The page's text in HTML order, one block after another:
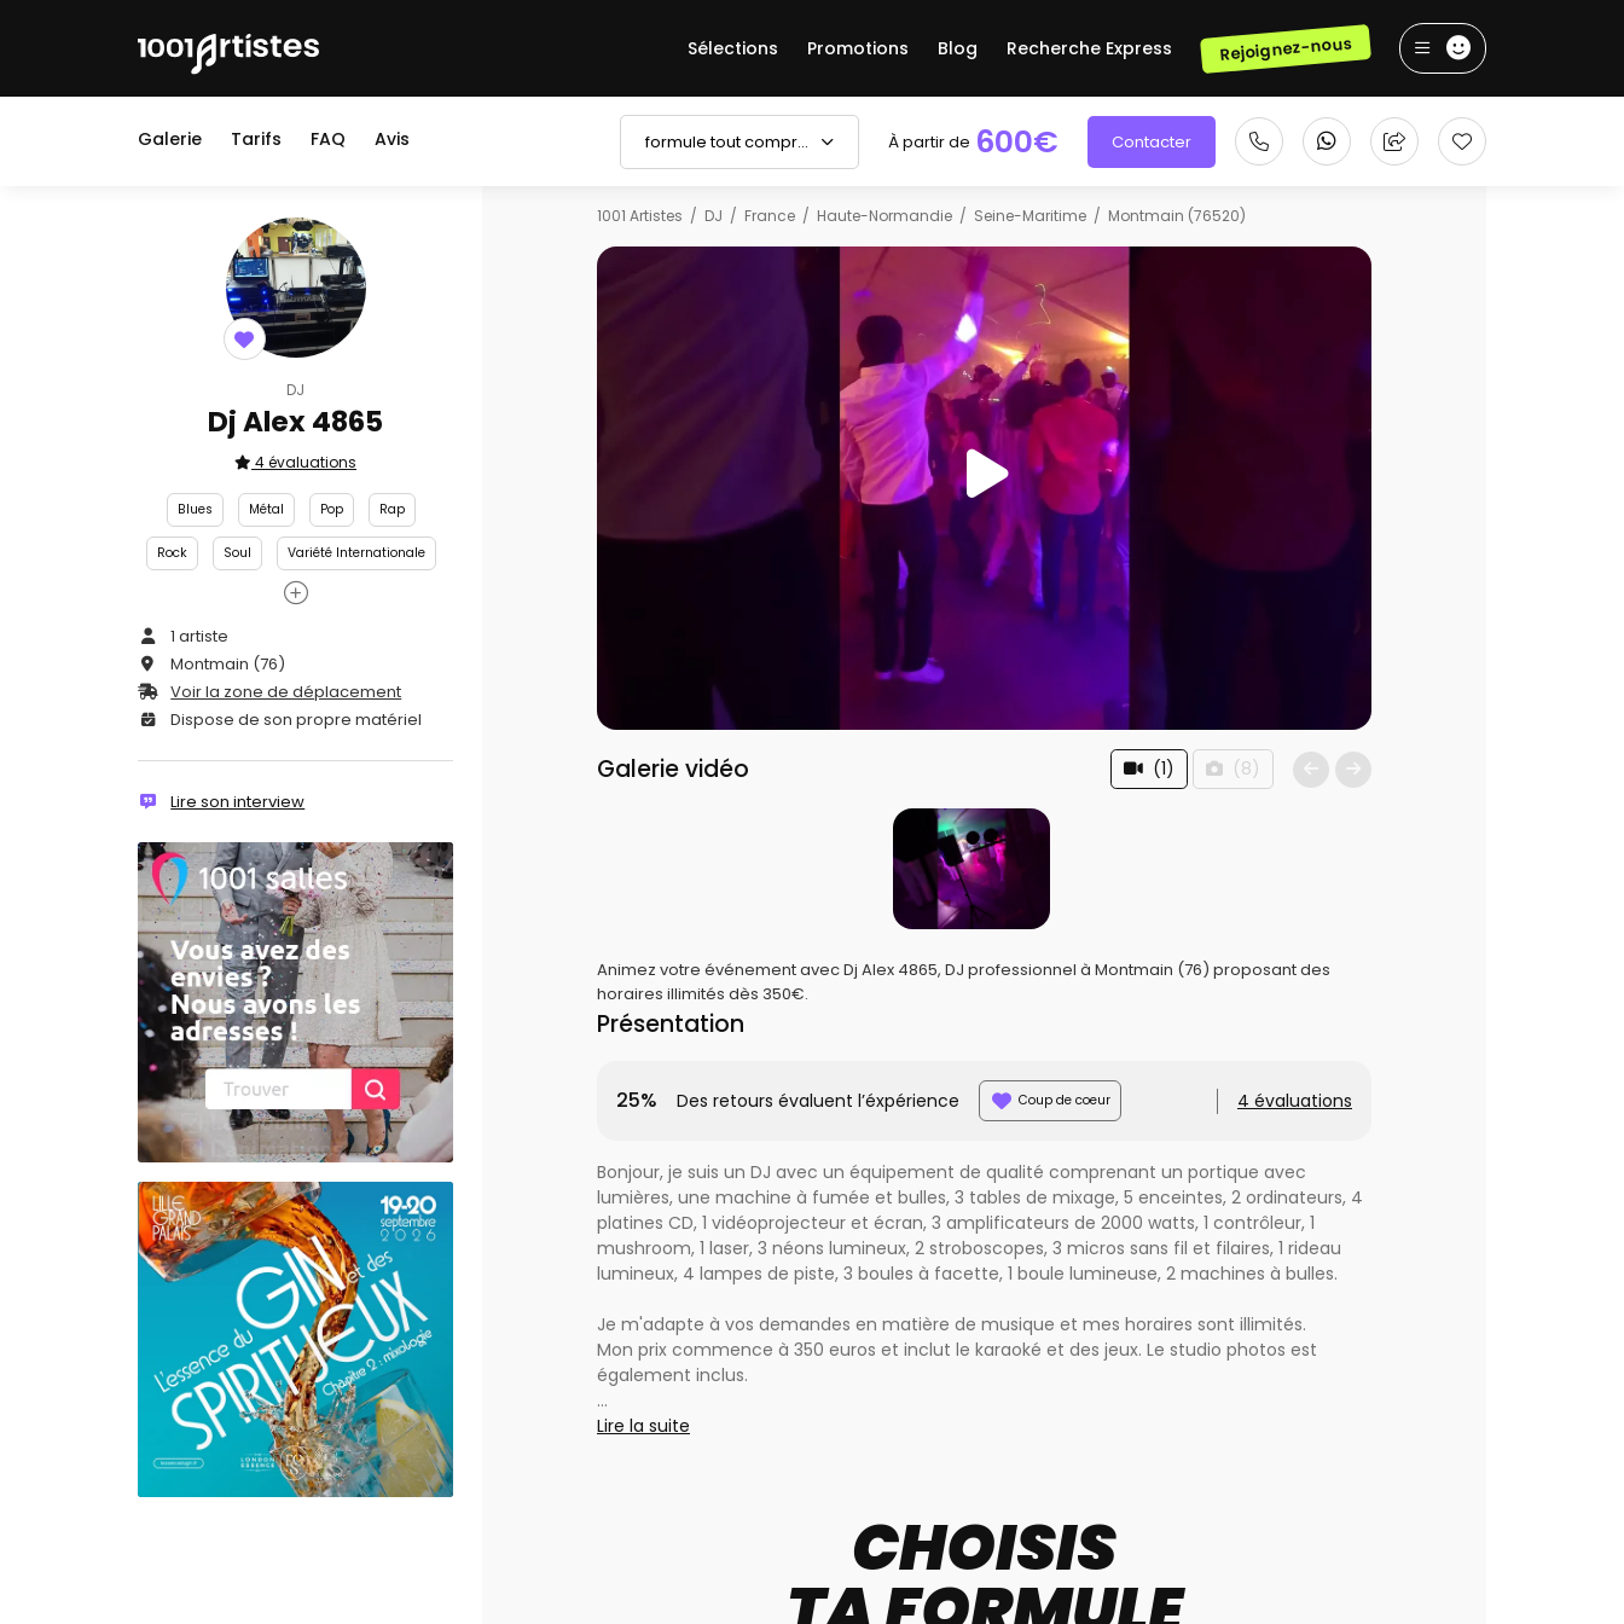
Sélections Promotions Blog Recherche Express Rejoignez-nous
Galerie Tarifs FAQ Avis formule tout compris À partir de 600€ Contacter
DJ
Dj Alex 4865
4 évaluations
Blues Métal Pop Rap
Rock Soul Variété Internationale
1 artiste
Montmain (76)
Voir la zone de déplacement
Dispose de son propre matériel
Lire son interview
1001 Artistes DJ France Haute-Normandie Seine-Maritime Montmain (76520)
Galerie vidéo (1) (8)
Animez votre événement avec Dj Alex 4865, DJ professionnel à Montmain (76) proposant des
horaires illimités dès 350€.
Présentation
25% Des retours évaluent l’éxpérience Coup de coeur 4 évaluations
Bonjour, je suis un DJ avec un équipement de qualité comprenant un portique avec
lumières, une machine à fumée et bulles, 3 tables de mixage, 5 enceintes, 2 ordinateurs, 4
platines CD, 1 vidéoprojecteur et écran, 3 amplificateurs de 2000 watts, 1 contrôleur, 1
mushroom, 1 laser, 3 néons lumineux, 2 stroboscopes, 3 micros sans fil et filaires, 1 rideau
lumineux, 4 lampes de piste, 3 boules à facette, 1 boule lumineuse, 2 machines à bulles.
Je m'adapte à vos demandes en matière de musique et mes horaires sont illimités.
Mon prix commence à 350 euros et inclut le karaoké et des jeux. Le studio photos est
également inclus.
Je propose mes services pour animer des événements tels que des mariages, baptêmes,
déterminer le type de musique que vous souhaitez.
animations jeux , soirée dansante , horaires illimitées de la prestation , matériels
Lire la suite
CHOISIS